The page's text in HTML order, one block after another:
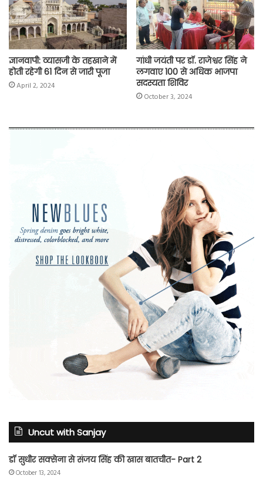
ज्ञानवापी: व्यासजी के तहखाने में
होती रहेगी 61 दिन से जारी पूजा
April 2, 2024
गांधी जयंती पर डॉ. राजेश्वर सिंह ने
लगवाए 100 से अधिक भाजपा
सदस्यता शिविर
October 3, 2024
Uncut with Sanjay
डॉ सुधीर सक्सेना से संजय सिंह की खास बातचीत- Part 2
October 13, 2024